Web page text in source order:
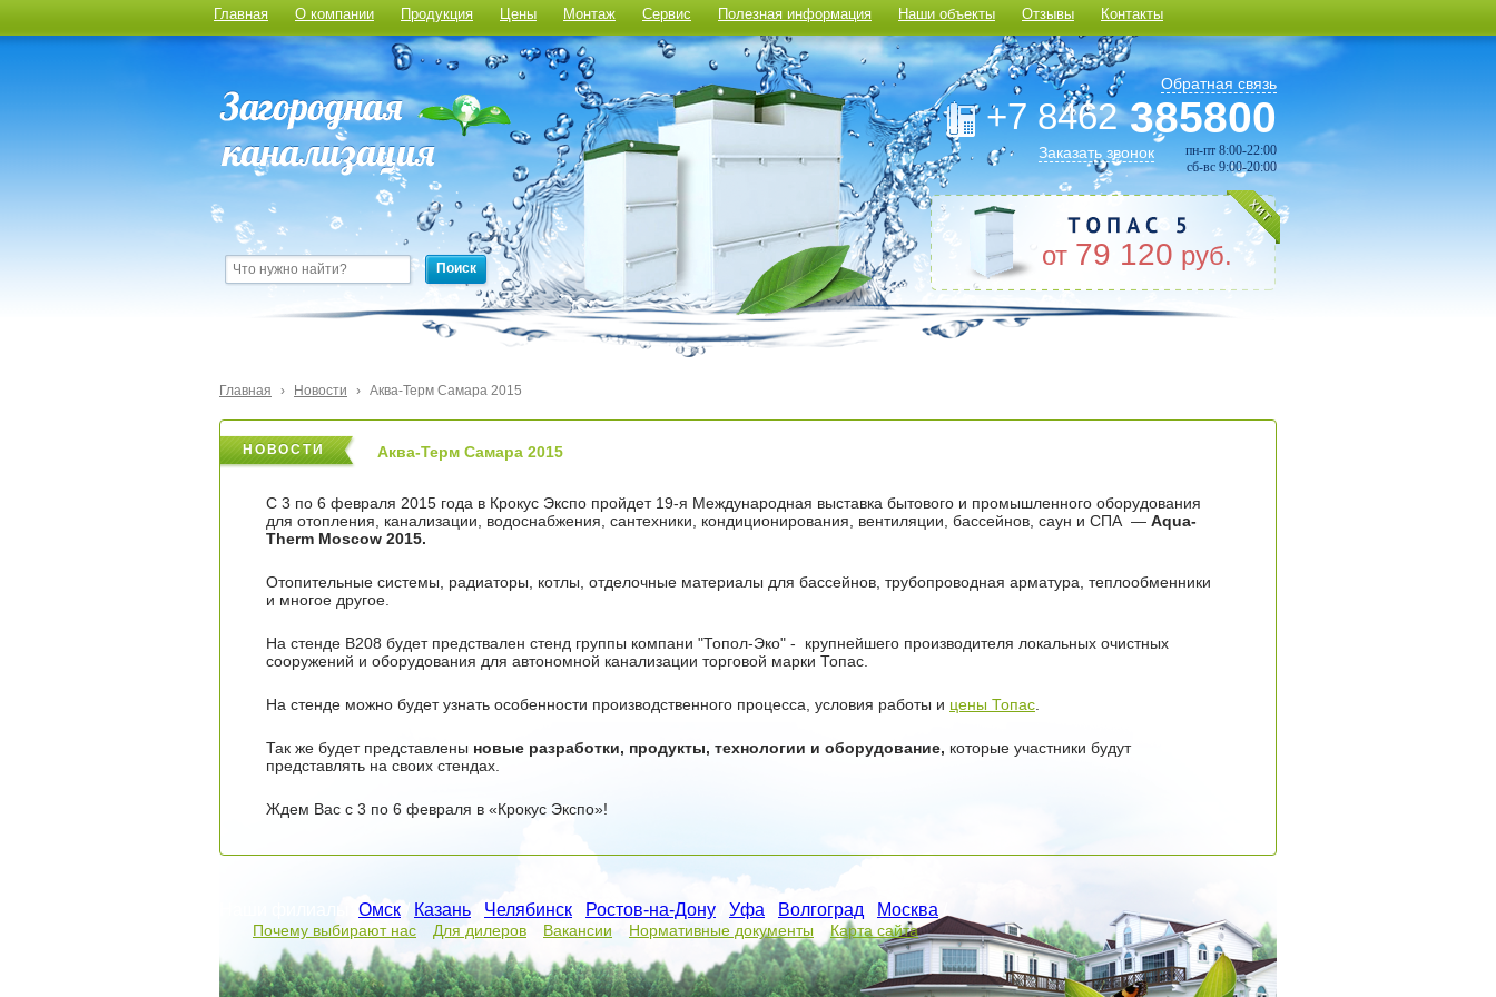
Главная О компании Продукция Цены Монтаж Сервис Полезная информация Наши объекты Отзывы Контакты
Поиск
Обратная связь
+7 8462385800
Заказать звонок
пн-пт 8:00-22:00
сб-вс 9:00-20:00
от 79 120 руб.
Главная › Новости › Аква-Терм Самара 2015
НОВОСТИ
НОВОСТИ Аква-Терм Самара 2015
С 3 по 6 февраля 2015 года в Крокус Экспо пройдет 19-я Международная выставка бытового и промышленного оборудования
для отопления, канализации, водоснабжения, сантехники, кондиционирования, вентиляции, бассейнов, саун и СПА — Aqua-
Therm Moscow 2015.
Отопительные системы, радиаторы, котлы, отделочные материалы для бассейнов, трубопроводная арматура, теплообменники
и многое другое.
На стенде В208 будет предствален стенд группы компани "Топол-Эко" - крупнейшего производителя локальных очистных
сооружений и оборудования для автономной канализации торговой марки Топас.
На стенде можно будет узнать особенности производственного процесса, условия работы и цены Топас
Так же будет представлены новые разработки, продукты, технологии и оборудование, которые участники будут
представлять на своих стендах.
Ждем Вас с 3 по 6 февраля в «Крокус Экспо»!
Омск / Казань Челябинск Ростов-на-Дону Уфа Волгоград Москва
Почему выбирают нас Для дилеров Вакансии Нормативные документы Карта сайта